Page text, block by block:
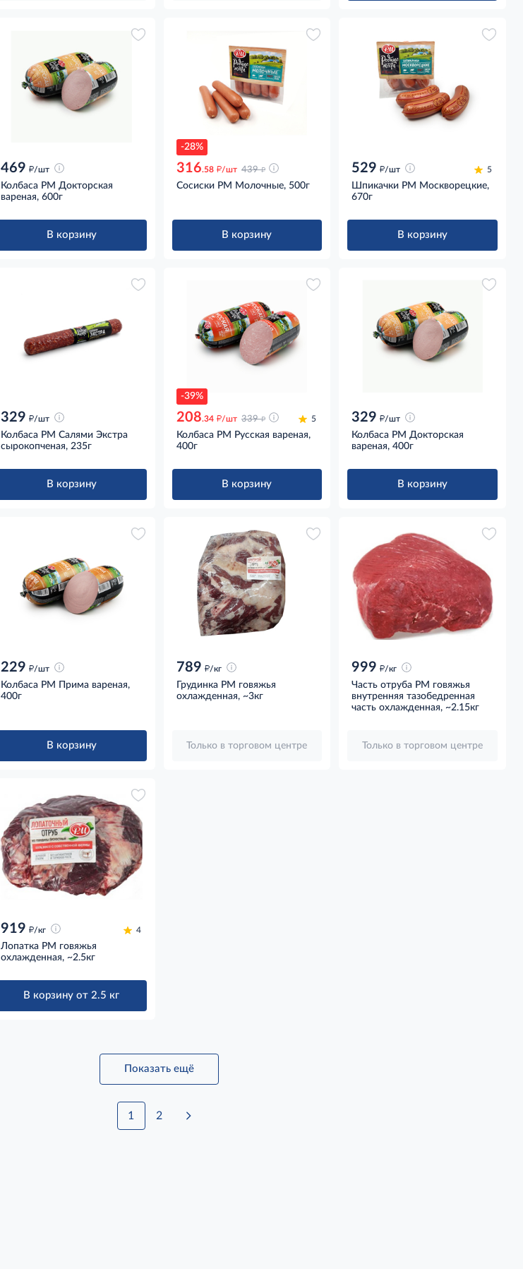
469 д/шт
Колбаса РМ Докторская
вареная, 600г
В корзину
-28%
316.58 д/шт 439 д
Сосиски РМ Молочные, 500г
В корзину
529 д/шт 5
Шпикачки РМ Москворецкие,
670г
В корзину
329 д/шт
Колбаса РМ Салями Экстра
сырокопченая, 235г
В корзину
-39%
208.34 д/шт 339 д 5
Колбаса РМ Русская вареная,
400г
В корзину
329 д/шт
Колбаса РМ Докторская
вареная, 400г
В корзину
229 д/шт
Колбаса РМ Прима вареная,
400г
В корзину
789 д/кг
Грудинка РМ говяжья
охлажденная, ~3кг
Только в торговом центре
999 д/кг
Часть отруба РМ говяжья
внутренняя тазобедренная
часть охлажденная, ~2.15кг
Только в торговом центре
919 д/кг 4
Лопатка РМ говяжья
охлажденная, ~2.5кг
В корзину от 2.5 кг
Показать ещё
1 2